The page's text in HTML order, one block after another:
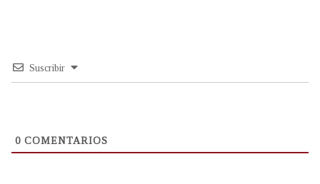
Suscribir
0 COMENTARIOS